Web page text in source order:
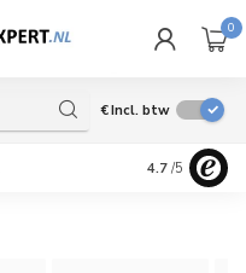
0
€Incl. btw
Levering
4.7 /5